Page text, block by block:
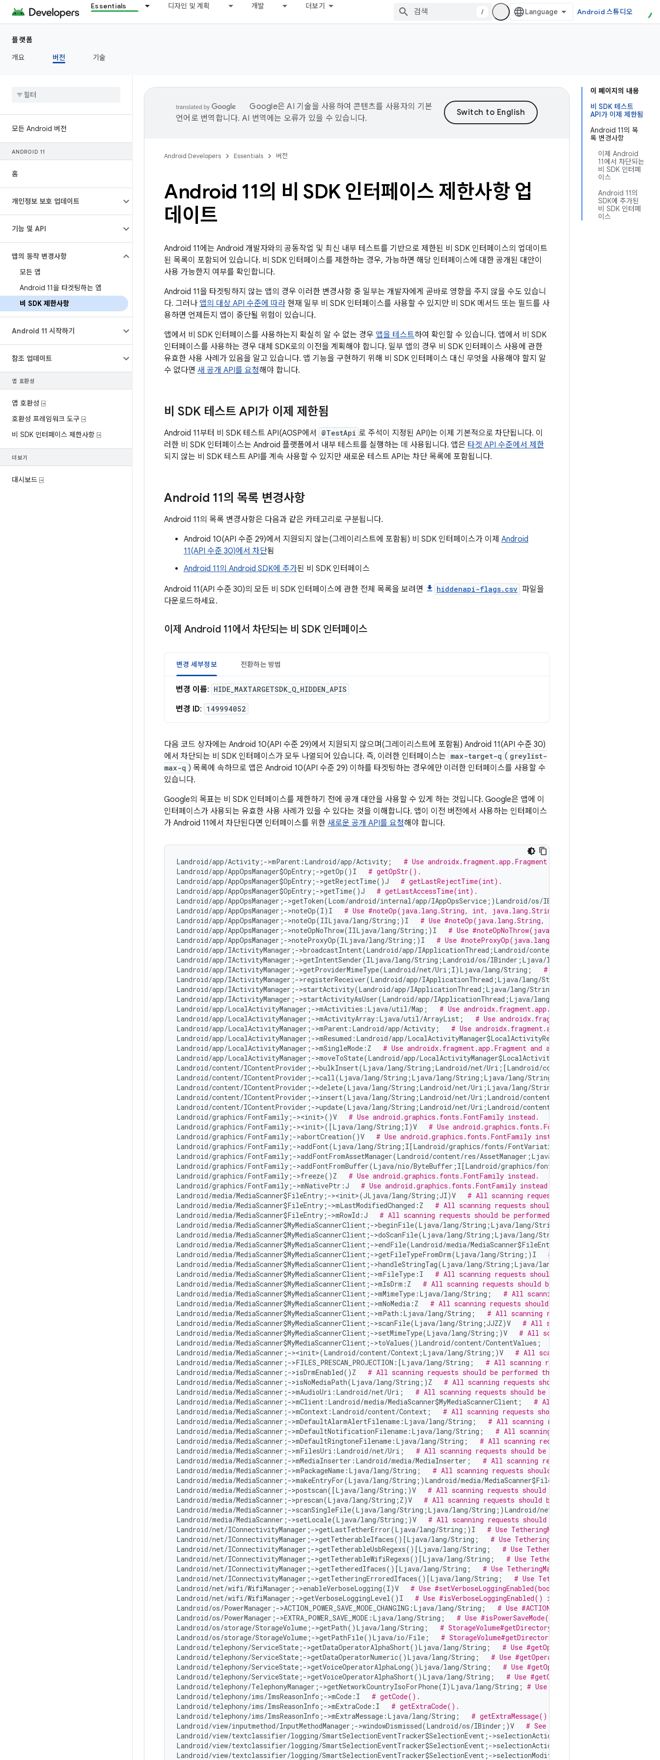
Essentials 디자인 및 계획 개발 더보기
/ Android 스튜디오
플랫폼
개요
버전 기술
모든 Android 버전
ANDROID 11
홈
개인정보 보호 업데이트
기능 및 API
앱의 동작 변경사항
모든 앱
Android 11을 타겟팅하는 앱
비 SDK 제한사항
Android 11 시작하기
참조 업데이트
앱 호환성
앱 호환성 ⍈
호환성 프레임워크 도구 ⍈
비 SDK 인터페이스 제한사항 ⍈
더보기
대시보드 ⍈
이 페이지의 내용
비 SDK 테스트
API가 이제 제한됨
Android 11의 목
록 변경사항
이제 Android
11에서 차단되는
비 SDK 인터페
이스
Android 11의
SDK에 추가된
비 SDK 인터페
이스
Google은 AI 기술을 사용하여 콘텐츠를 사용자의 기본
언어로 번역합니다. AI 번역에는 오류가 있을 수 있습니다.
Android Developers Essentials 버전
Android 11의 비 SDK 인터페이스 제한사항 업
데이트
Android 11에는 Android 개발자와의 공동작업 및 최신 내부 테스트를 기반으로 제한된 비 SDK 인터페이스의 업데이트
된 목록이 포함되어 있습니다. 비 SDK 인터페이스를 제한하는 경우, 가능하면 해당 인터페이스에 대한 공개된 대안이
사용 가능한지 여부를 확인합니다.
Android 11을 타겟팅하지 않는 앱의 경우 이러한 변경사항 중 일부는 개발자에게 곧바로 영향을 주지 않을 수도 있습니
다. 그러나 앱의 대상 API 수준에 따라 현재 일부 비 SDK 인터페이스를 사용할 수 있지만 비 SDK 메서드 또는 필드를 사
용하면 언제든지 앱이 중단될 위험이 있습니다.
앱에서 비 SDK 인터페이스를 사용하는지 확실히 알 수 없는 경우 앱을 테스트하여 확인할 수 있습니다. 앱에서 비 SDK
인터페이스를 사용하는 경우 대체 SDK로의 이전을 계획해야 합니다. 일부 앱의 경우 비 SDK 인터페이스 사용에 관한
유효한 사용 사례가 있음을 알고 있습니다. 앱 기능을 구현하기 위해 비 SDK 인터페이스 대신 무엇을 사용해야 할지 알
수 없다면 새 공개 API를 요청해야 합니다.
비 SDK 테스트 API가 이제 제한됨
Android 11부터 비 SDK 테스트 API(AOSP에서 @TestApi 로 주석이 지정된 API)는 이제 기본적으로 차단됩니다. 이
러한 비 SDK 인터페이스는 Android 플랫폼에서 내부 테스트를 실행하는 데 사용됩니다. 앱은 타겟 API 수준에서 제한
되지 않는 비 SDK 테스트 API를 계속 사용할 수 있지만 새로운 테스트 API는 차단 목록에 포함됩니다.
Android 11의 목록 변경사항
Android 11의 목록 변경사항은 다음과 같은 카테고리로 구분됩니다.
Android 10(API 수준 29)에서 지원되지 않는(그레이리스트에 포함됨) 비 SDK 인터페이스가 이제 Android
11(API 수준 30)에서 차단됨
Android 11의 Android SDK에 추가된 비 SDK 인터페이스
Android 11(API 수준 30)의 모든 비 SDK 인터페이스에 관한 전체 목록을 보려면 hiddenapi-flags.csv 파일을
다운로드하세요.
이제 Android 11에서 차단되는 비 SDK 인터페이스
변경 세부정보 전환하는 방법
변경 이름: HIDE_MAXTARGETSDK_Q_HIDDEN_APIS
변경 ID: 149994052
다음 코드 상자에는 Android 10(API 수준 29)에서 지원되지 않으며(그레이리스트에 포함됨) Android 11(API 수준 30)
에서 차단되는 비 SDK 인터페이스가 모두 나열되어 있습니다. 즉, 이러한 인터페이스는 max-target-q ( greylist-
max-q ) 목록에 속하므로 앱은 Android 10(API 수준 29) 이하를 타겟팅하는 경우에만 이러한 인터페이스를 사용할 수
있습니다.
Google의 목표는 비 SDK 인터페이스를 제한하기 전에 공개 대안을 사용할 수 있게 하는 것입니다. Google은 앱에 이
인터페이스가 사용되는 유효한 사용 사례가 있을 수 있다는 것을 이해합니다. 앱이 이전 버전에서 사용하는 인터페이스
가 Android 11에서 차단된다면 인터페이스를 위한 새로운 공개 API를 요청해야 합니다.
Landroid/app/Activity;->mParent:Landroid/app/Activity; # Use androidx.fragment.app.Fragment and
Landroid/app/AppOpsManager$OpEntry;->getOp()I # getOpStr().
Landroid/app/AppOpsManager$OpEntry;->getRejectTime()J # getLastRejectTime(int).
Landroid/app/AppOpsManager$OpEntry;->getTime()J # getLastAccessTime(int).
Landroid/app/AppOpsManager;->getToken(Lcom/android/internal/app/IAppOpsService;)Landroid/os/IBinder;
Landroid/app/AppOpsManager;->noteOp(I)I # Use #noteOp(java.lang.String, int, java.lang.String, java.lang.String,
Landroid/app/AppOpsManager;->noteOp(IILjava/lang/String;)I # Use #noteOp(java.lang.String, int, java.lang.String,
Landroid/app/AppOpsManager;->noteOpNoThrow(IILjava/lang/String;)I # Use #noteOpNoThrow(java.lang.String, int,
Landroid/app/AppOpsManager;->noteProxyOp(ILjava/lang/String;)I # Use #noteProxyOp(java.lang.String,
Landroid/app/IActivityManager;->broadcastIntent(Landroid/app/IApplicationThread;Landroid/content/Intent;Ljava/lang/
Landroid/app/IActivityManager;->getIntentSender(ILjava/lang/String;Landroid/os/IBinder;Ljava/lang/String;I[Landroid/
Landroid/app/IActivityManager;->getProviderMimeType(Landroid/net/Uri;I)Ljava/lang/String; # Use
Landroid/app/IActivityManager;->registerReceiver(Landroid/app/IApplicationThread;Ljava/lang/String;Landroid/
Landroid/app/IActivityManager;->startActivity(Landroid/app/IApplicationThread;Ljava/lang/String;Landroid/content/
Landroid/app/IActivityManager;->startActivityAsUser(Landroid/app/IApplicationThread;Ljava/lang/String;Landroid/
Landroid/app/LocalActivityManager;->mActivities:Ljava/util/Map; # Use androidx.fragment.app.Fragment and
Landroid/app/LocalActivityManager;->mActivityArray:Ljava/util/ArrayList; # Use androidx.fragment.app.Fragment and
Landroid/app/LocalActivityManager;->mParent:Landroid/app/Activity; # Use androidx.fragment.app.Fragment and
Landroid/app/LocalActivityManager;->mResumed:Landroid/app/LocalActivityManager$LocalActivityRecord;
Landroid/app/LocalActivityManager;->mSingleMode:Z # Use androidx.fragment.app.Fragment and
Landroid/app/LocalActivityManager;->moveToState(Landroid/app/LocalActivityManager$LocalActivityRecord;I)V
Landroid/content/IContentProvider;->bulkInsert(Ljava/lang/String;Landroid/net/Uri;[Landroid/content/ContentValues;)I
Landroid/content/IContentProvider;->call(Ljava/lang/String;Ljava/lang/String;Ljava/lang/String;Landroid/os/
Landroid/content/IContentProvider;->delete(Ljava/lang/String;Landroid/net/Uri;Ljava/lang/String;[Ljava/lang/String;)I
Landroid/content/IContentProvider;->insert(Ljava/lang/String;Landroid/net/Uri;Landroid/content/
Landroid/content/IContentProvider;->update(Ljava/lang/String;Landroid/net/Uri;Landroid/content/ContentValues;Ljava/
Landroid/graphics/FontFamily;-><init>()V # Use android.graphics.fonts.FontFamily instead.
Landroid/graphics/FontFamily;-><init>([Ljava/lang/String;I)V # Use android.graphics.fonts.FontFamily instead.
Landroid/graphics/FontFamily;->abortCreation()V # Use android.graphics.fonts.FontFamily instead.
Landroid/graphics/FontFamily;->addFont(Ljava/lang/String;I[Landroid/graphics/fonts/FontVariationAxis;II)Z
Landroid/graphics/FontFamily;->addFontFromAssetManager(Landroid/content/res/AssetManager;Ljava/lang/
Landroid/graphics/FontFamily;->addFontFromBuffer(Ljava/nio/ByteBuffer;I[Landroid/graphics/fonts/FontVariationAxis;II)Z
Landroid/graphics/FontFamily;->freeze()Z # Use android.graphics.fonts.FontFamily instead.
Landroid/graphics/FontFamily;->mNativePtr:J # Use android.graphics.fonts.FontFamily instead.
Landroid/media/MediaScanner$FileEntry;-><init>(JLjava/lang/String;JI)V # All scanning requests should be performed
Landroid/media/MediaScanner$FileEntry;->mLastModifiedChanged:Z # All scanning requests should be performed through
Landroid/media/MediaScanner$FileEntry;->mRowId:J # All scanning requests should be performed through
Landroid/media/MediaScanner$MyMediaScannerClient;->beginFile(Ljava/lang/String;Ljava/lang/String;JJZZ)Landroid/media/
Landroid/media/MediaScanner$MyMediaScannerClient;->doScanFile(Ljava/lang/String;Ljava/lang/String;JJZZZ)Landroid/net/
Landroid/media/MediaScanner$MyMediaScannerClient;->endFile(Landroid/media/MediaScanner$FileEntry;ZZZZZZ)Landroid/net/
Landroid/media/MediaScanner$MyMediaScannerClient;->getFileTypeFromDrm(Ljava/lang/String;)I # All scanning requests
Landroid/media/MediaScanner$MyMediaScannerClient;->handleStringTag(Ljava/lang/String;Ljava/lang/String;)V
Landroid/media/MediaScanner$MyMediaScannerClient;->mFileType:I # All scanning requests should be performed through
Landroid/media/MediaScanner$MyMediaScannerClient;->mIsDrm:Z # All scanning requests should be performed through
Landroid/media/MediaScanner$MyMediaScannerClient;->mMimeType:Ljava/lang/String; # All scanning requests should be
Landroid/media/MediaScanner$MyMediaScannerClient;->mNoMedia:Z # All scanning requests should be performed through
Landroid/media/MediaScanner$MyMediaScannerClient;->mPath:Ljava/lang/String; # All scanning requests should be performed
Landroid/media/MediaScanner$MyMediaScannerClient;->scanFile(Ljava/lang/String;JJZZ)V # All scanning requests should be
Landroid/media/MediaScanner$MyMediaScannerClient;->setMimeType(Ljava/lang/String;)V # All scanning requests should be
Landroid/media/MediaScanner$MyMediaScannerClient;->toValues()Landroid/content/ContentValues;
Landroid/media/MediaScanner;-><init>(Landroid/content/Context;Ljava/lang/String;)V # All scanning requests should be
Landroid/media/MediaScanner;->FILES_PRESCAN_PROJECTION:[Ljava/lang/String; # All scanning requests should be performed
Landroid/media/MediaScanner;->isDrmEnabled()Z # All scanning requests should be performed through
Landroid/media/MediaScanner;->isNoMediaPath(Ljava/lang/String;)Z # All scanning requests should be performed through
Landroid/media/MediaScanner;->mAudioUri:Landroid/net/Uri; # All scanning requests should be performed through
Landroid/media/MediaScanner;->mClient:Landroid/media/MediaScanner$MyMediaScannerClient; # All scanning requests should
Landroid/media/MediaScanner;->mContext:Landroid/content/Context; # All scanning requests should be performed through
Landroid/media/MediaScanner;->mDefaultAlarmAlertFilename:Ljava/lang/String; # All scanning requests should be performed
Landroid/media/MediaScanner;->mDefaultNotificationFilename:Ljava/lang/String; # All scanning requests should be
Landroid/media/MediaScanner;->mDefaultRingtoneFilename:Ljava/lang/String; # All scanning requests should be performed
Landroid/media/MediaScanner;->mFilesUri:Landroid/net/Uri; # All scanning requests should be performed through
Landroid/media/MediaScanner;->mMediaInserter:Landroid/media/MediaInserter; # All scanning requests should be performed
Landroid/media/MediaScanner;->mPackageName:Ljava/lang/String; # All scanning requests should be performed through
Landroid/media/MediaScanner;->makeEntryFor(Ljava/lang/String;)Landroid/media/MediaScanner$FileEntry;
Landroid/media/MediaScanner;->postscan([Ljava/lang/String;)V # All scanning requests should be performed through
Landroid/media/MediaScanner;->prescan(Ljava/lang/String;Z)V # All scanning requests should be performed through
Landroid/media/MediaScanner;->scanSingleFile(Ljava/lang/String;Ljava/lang/String;)Landroid/net/Uri;
Landroid/media/MediaScanner;->setLocale(Ljava/lang/String;)V # All scanning requests should be performed through
Landroid/net/IConnectivityManager;->getLastTetherError(Ljava/lang/String;)I # Use
Landroid/net/IConnectivityManager;->getTetherableIfaces()[Ljava/lang/String; # Use
Landroid/net/IConnectivityManager;->getTetherableUsbRegexs()[Ljava/lang/String; # Use
Landroid/net/IConnectivityManager;->getTetherableWifiRegexs()[Ljava/lang/String; # Use
Landroid/net/IConnectivityManager;->getTetheredIfaces()[Ljava/lang/String; # Use TetheringManager#getTetheredIfaces
Landroid/net/IConnectivityManager;->getTetheringErroredIfaces()[Ljava/lang/String; # Use
Landroid/net/wifi/WifiManager;->enableVerboseLogging(I)V # Use #setVerboseLoggingEnabled(boolean) instead.
Landroid/net/wifi/WifiManager;->getVerboseLoggingLevel()I # Use #isVerboseLoggingEnabled() instead.
Landroid/os/PowerManager;->ACTION_POWER_SAVE_MODE_CHANGING:Ljava/lang/String; # Use #ACTION_POWER_SAVE_MODE_CHANGED
Landroid/os/PowerManager;->EXTRA_POWER_SAVE_MODE:Ljava/lang/String; # Use #isPowerSaveMode() instead.
Landroid/os/storage/StorageVolume;->getPath()Ljava/lang/String; # StorageVolume#getDirectory().
Landroid/os/storage/StorageVolume;->getPathFile()Ljava/io/File; # StorageVolume#getDirectory().
Landroid/telephony/ServiceState;->getDataOperatorAlphaShort()Ljava/lang/String; # Use #getOperatorAlphaShort instead.
Landroid/telephony/ServiceState;->getDataOperatorNumeric()Ljava/lang/String; # Use #getOperatorNumeric instead.
Landroid/telephony/ServiceState;->getVoiceOperatorAlphaLong()Ljava/lang/String; # Use #getOperatorAlphaLong instead.
Landroid/telephony/ServiceState;->getVoiceOperatorAlphaShort()Ljava/lang/String; # Use #getOperatorAlphaShort instead.
Landroid/telephony/TelephonyManager;->getNetworkCountryIsoForPhone(I)Ljava/lang/String; # Use #getNetworkCountryIso(int)
Landroid/telephony/ims/ImsReasonInfo;->mCode:I # getCode().
Landroid/telephony/ims/ImsReasonInfo;->mExtraCode:I # getExtraCode().
Landroid/telephony/ims/ImsReasonInfo;->mExtraMessage:Ljava/lang/String; # getExtraMessage().
Landroid/view/inputmethod/InputMethodManager;->windowDismissed(Landroid/os/IBinder;)V # See
Landroid/view/textclassifier/logging/SmartSelectionEventTracker$SelectionEvent;->selectionAction(III)Landroid/view/
Landroid/view/textclassifier/logging/SmartSelectionEventTracker$SelectionEvent;->selectionAction(IIILandroid/view/
Landroid/view/textclassifier/logging/SmartSelectionEventTracker$SelectionEvent;->selectionModified(II)Landroid/view/